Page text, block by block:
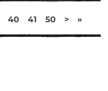
40 41 50 > »